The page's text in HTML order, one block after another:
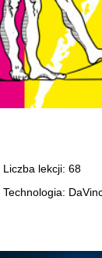
Liczba lekcji: 68
Technologia: